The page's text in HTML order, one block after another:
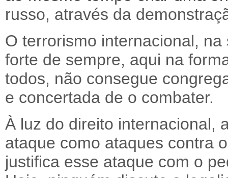
russo, através da
O terrorismo internacional,
forte de sempre, aqui na
todos, não consegue
e concertada de o combater.
À luz do direito internacional,
ataque como ataques contra
justifica esse ataque com o